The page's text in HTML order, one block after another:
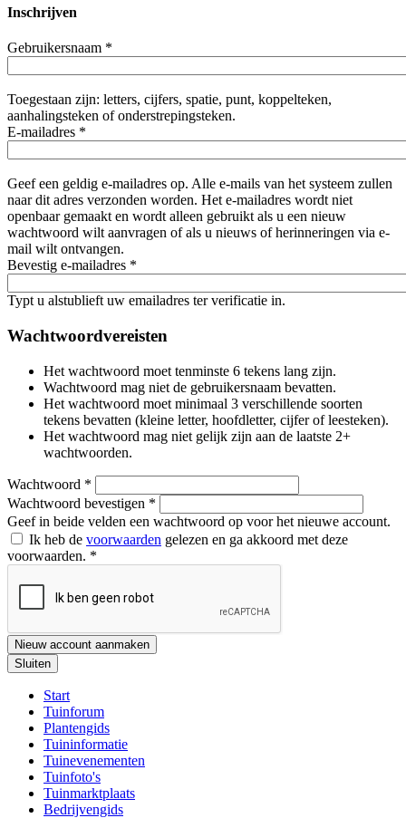
Inschrijven
Gebruikersnaam *
Toegestaan zijn: letters, cijfers, spatie, punt, koppelteken,
aanhalingsteken of onderstrepingsteken.
E-mailadres *
Geef een geldig e-mailadres op. Alle e-mails van het systeem zullen
naar dit adres verzonden worden. Het e-mailadres wordt niet
openbaar gemaakt en wordt alleen gebruikt als u een nieuw
wachtwoord wilt aanvragen of als u nieuws of herinneringen via e-
mail wilt ontvangen.
Bevestig e-mailadres *
Typt u alstublieft uw emailadres ter verificatie in.
Wachtwoordvereisten
Het wachtwoord moet tenminste 6 tekens lang zijn.
Wachtwoord mag niet de gebruikersnaam bevatten.
Het wachtwoord moet minimaal 3 verschillende soorten
tekens bevatten (kleine letter, hoofdletter, cijfer of leesteken).
Het wachtwoord mag niet gelijk zijn aan de laatste 2+
wachtwoorden.
Wachtwoord *
Wachtwoord bevestigen *
Geef in beide velden een wachtwoord op voor het nieuwe account.
Ik heb de voorwaarden gelezen en ga akkoord met deze
voorwaarden. *
Nieuw account aanmaken
Sluiten
Start
Tuinforum
Plantengids
Tuininformatie
Tuinevenementen
Tuinfoto's
Tuinmarktplaats
Bedrijvengids